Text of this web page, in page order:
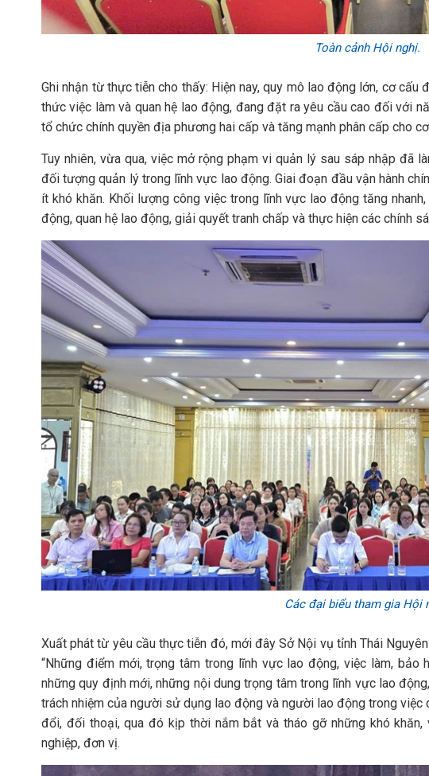
Toàn cảnh Hội nghị.
Ghi nhận từ thực tiễn cho thấy: Hiện nay, quy mô lao động lớn, cơ cấu
thức việc làm và quan hệ lao động, đang đặt ra yêu cầu cao đối với
tổ chức chính quyền địa phương hai cấp và tăng mạnh phân cấp cho
Tuy nhiên, vừa qua, việc mở rộng phạm vi quản lý sau sáp nhập đã
đối tượng quản lý trong lĩnh vực lao động. Giai đoạn đầu vận hành
ít khó khăn. Khối lượng công việc trong lĩnh vực lao động tăng
động, quan hệ lao động, giải quyết tranh chấp và thực hiện các chính
Các đại biểu tham gia Hội
Xuất phát từ yêu cầu thực tiễn đó, mới đây Sở Nội vụ tỉnh Thái
“Những điểm mới, trọng tâm trong lĩnh vực lao động, việc làm, bảo
những quy định mới, những nội dung trọng tâm trong lĩnh vực lao
trách nhiệm của người sử dụng lao động và người lao động trong việc
đổi, đối thoại, qua đó kịp thời nắm bắt và tháo gỡ những khó
nghiệp, đơn vị.